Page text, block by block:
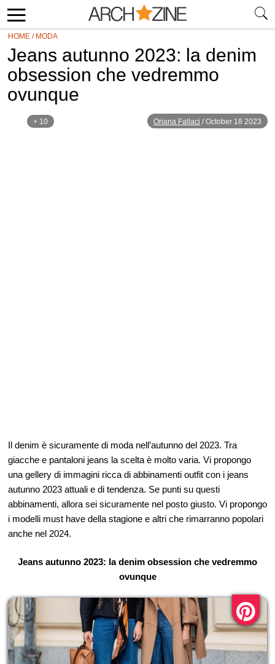
HOME / MODA
Jeans autunno 2023: la denim
obsession che vedremmo
ovunque
+ 10 Oriana Fallaci /October 18 2023
Il denim è sicuramente di moda nell’autunno del 2023. Tra
giacche e pantaloni jeans la scelta è molto varia. Vi propongo
una gellery di immagini ricca di abbinamenti outfit con i jeans
autunno 2023 attuali e di tendenza. Se punti su questi
abbinamenti, allora sei sicuramente nel posto giusto. Vi propongo
i modelli must have della stagione e altri che rimarranno popolari
anche nel 2024.
Jeans autunno 2023: la denim obsession che vedremmo
ovunque